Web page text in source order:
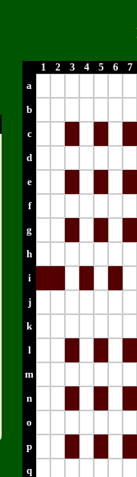
1 2 3 4 5 6
7
a
b
c
d
e
f
g
h
i
j
k
l
m
n
o
p
q